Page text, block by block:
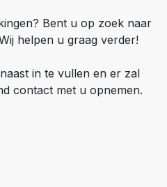
Bent u op zoek naar
helpen u graag verder!
in te vullen en er zal
contact met u opnemen.